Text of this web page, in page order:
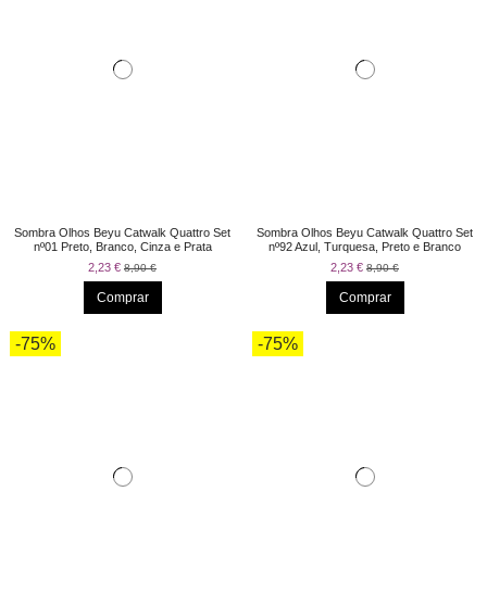
Sombra Olhos Beyu Catwalk Quattro Set
nº01 Preto, Branco, Cinza e Prata
2,23 € 8,90 €
Comprar
Sombra Olhos Beyu Catwalk Quattro Set
nº92 Azul, Turquesa, Preto e Branco
2,23 € 8,90 €
Comprar
-75% -75%